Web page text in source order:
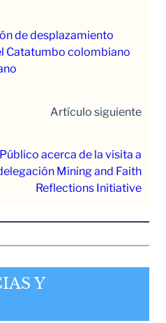
de desplazamiento
Catatumbo colombiano
Artículo siguiente
acerca de la visita a
Mining and Faith
Reflections Initiative
Y